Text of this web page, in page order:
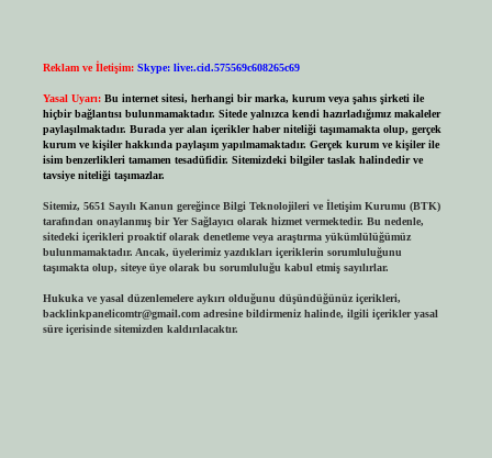
Reklam ve İletişim: Skype: live:.cid.575569c608265c69
Yasal Uyarı: Bu internet sitesi, herhangi bir marka, kurum veya şahıs şirketi ile
hiçbir bağlantısı bulunmamaktadır. Sitede yalnızca kendi hazırladığımız makaleler
paylaşılmaktadır. Burada yer alan içerikler haber niteliği taşımamakta olup, gerçek
kurum ve kişiler hakkında paylaşım yapılmamaktadır. Gerçek kurum ve kişiler ile
isim benzerlikleri tamamen tesadüfidir. Sitemizdeki bilgiler taslak halindedir ve
tavsiye niteliği taşımazlar.
Sitemiz, 5651 Sayılı Kanun gereğince Bilgi Teknolojileri ve İletişim Kurumu (BTK)
tarafından onaylanmış bir Yer Sağlayıcı olarak hizmet vermektedir. Bu nedenle,
sitedeki içerikleri proaktif olarak denetleme veya araştırma yükümlülüğümüz
bulunmamaktadır. Ancak, üyelerimiz yazdıkları içeriklerin sorumluluğunu
taşımakta olup, siteye üye olarak bu sorumluluğu kabul etmiş sayılırlar.
Hukuka ve yasal düzenlemelere aykırı olduğunu düşündüğünüz içerikleri,
backlinkpanelicomtr@gmail.comadresine bildirmeniz halinde, ilgili içerikler yasal
süre içerisinde sitemizden kaldırılacaktır.